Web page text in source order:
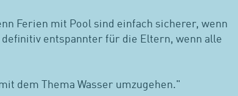
Ferien mit Pool sind einfach sicherer, wenn
entspannter für die Eltern, wenn alle
dem Thema Wasser umzugehen."